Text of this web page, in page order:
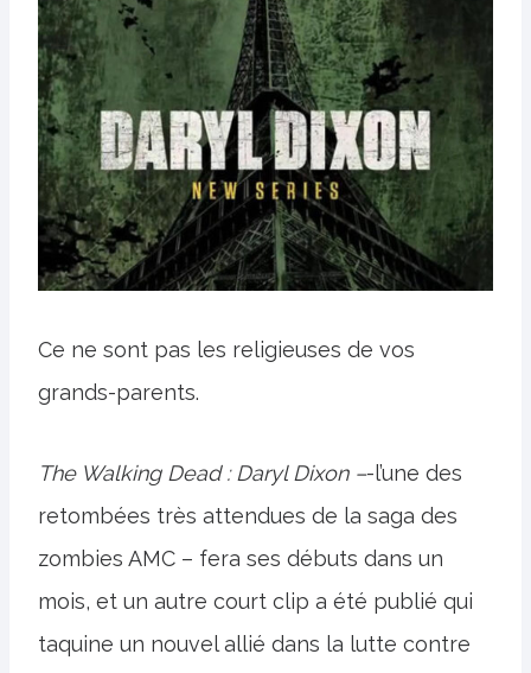
Ce ne sont pas les religieuses de vos
grands-parents.
The Walking Dead : Daryl Dixon –-l’une des
retombées très attendues de la saga des
zombies AMC – fera ses débuts dans un
mois, et un autre court clip a été publié qui
taquine un nouvel allié dans la lutte contre